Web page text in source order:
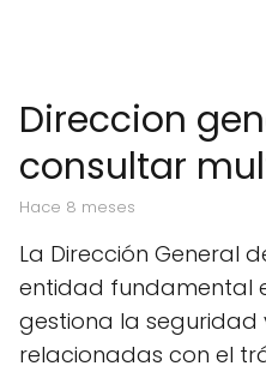
Direccion
consultar
hace 8 meses
La Dirección General
entidad fundamental
gestiona la seguridad
relacionadas con el